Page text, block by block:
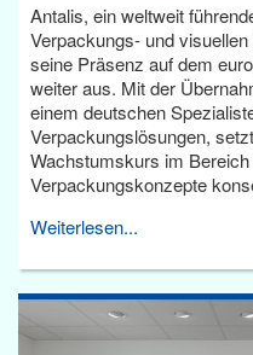
Antalis, ein weltweit
Verpackungs- und
seine Präsenz auf dem
weiter aus. Mit der
einem deutschen
Verpackungslösungen,
Wachstumskurs im
Verpackungskonzepte
Weiterlesen...